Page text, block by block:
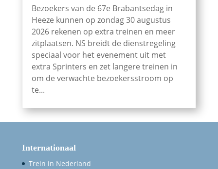
Bezoekers van de 67e Brabantsedag in
Heeze kunnen op zondag 30 augustus
2026 rekenen op extra treinen en meer
zitplaatsen. NS breidt de dienstregeling
speciaal voor het evenement uit met
extra Sprinters en zet langere treinen in
om de verwachte bezoekersstroom op
te...
Internationaal
Trein in Nederland